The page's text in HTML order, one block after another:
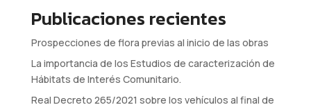
Publicaciones recientes
Prospecciones de flora previas al inicio de las obras
La importancia de los Estudios de caracterización de
Hábitats de Interés Comunitario.
Real Decreto 265/2021 sobre los vehículos al final de